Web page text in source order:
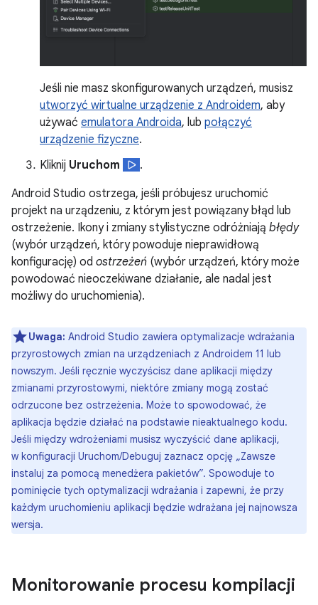
Jeśli nie masz skonfigurowanych urządzeń, musisz
utworzyć wirtualne urządzenie z Androidem, aby
używać emulatora Androida, lub połączyć
urządzenie fizyczne.
Kliknij Uruchom
.
Android Studio ostrzega, jeśli próbujesz uruchomić
projekt na urządzeniu, z którym jest powiązany błąd lub
ostrzeżenie. Ikony i zmiany stylistyczne odróżniają błędy
(wybór urządzeń, który powoduje nieprawidłową
konfigurację) od ostrzeżeń (wybór urządzeń, który może
powodować nieoczekiwane działanie, ale nadal jest
możliwy do uruchomienia).
Uwaga: Android Studio zawiera optymalizacje wdrażania
przyrostowych zmian na urządzeniach z Androidem 11 lub
nowszym. Jeśli ręcznie wyczyścisz dane aplikacji między
zmianami przyrostowymi, niektóre zmiany mogą zostać
odrzucone bez ostrzeżenia. Może to spowodować, że
aplikacja będzie działać na podstawie nieaktualnego kodu.
Jeśli między wdrożeniami musisz wyczyścić dane aplikacji,
w konfiguracji Uruchom/Debuguj zaznacz opcję „Zawsze
instaluj za pomocą menedżera pakietów”. Spowoduje to
pominięcie tych optymalizacji wdrażania i zapewni, że przy
każdym uruchomieniu aplikacji będzie wdrażana jej najnowsza
wersja.
Monitorowanie procesu kompilacji